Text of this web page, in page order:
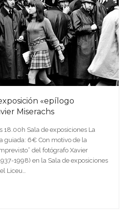
«epílogo
Miserachs
18.00h Sala de exposiciones La
guiada: 6€ Con motivo de la
del fotógrafo Xavier
1998) en la Sala de exposiciones
Liceu…